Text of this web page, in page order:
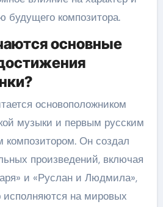
будущего композитора.
основные
основоположником
музыки и первым русским
Он создал
произведений, включая
и «Руслан и Людмила»,
исполняются на мировых